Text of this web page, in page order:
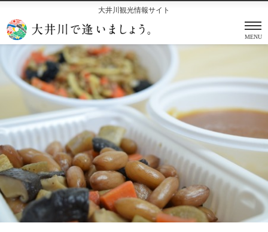
大井川観光情報サイト
MENU